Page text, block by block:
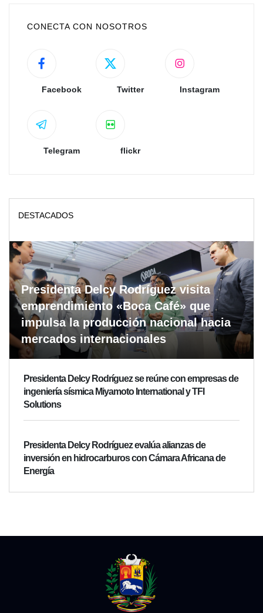
CONECTA CON NOSOTROS
Facebook Twitter Instagram
Telegram flickr
DESTACADOS
Presidenta Delcy Rodríguez visita
emprendimiento «Boca Café» que
impulsa la producción nacional hacia
mercados internacionales
Presidenta Delcy Rodríguez se reúne con empresas de
ingeniería sísmica Miyamoto International y TFI
Solutions
Presidenta Delcy Rodríguez evalúa alianzas de
inversión en hidrocarburos con Cámara Africana de
Energía